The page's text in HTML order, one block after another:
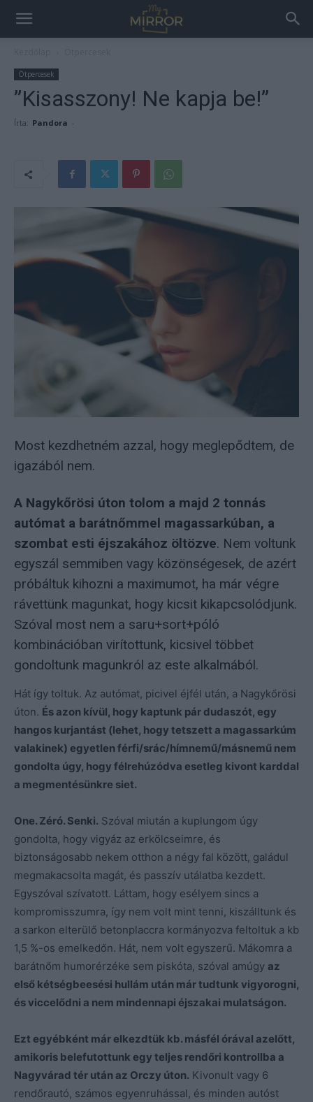
Ötpercesek
”Kisasszony! Ne kapja be!”
Írta: Pandora -
Most kezdhetném azzal, hogy meglepődtem, de
igazából nem.
A Nagykőrösi úton tolom a majd 2 tonnás
autómat a barátnőmmel magassarkúban, a
szombat esti éjszakához öltözve. Nem voltunk
egyszál semmiben vagy közönségesek, de azért
próbáltuk kihozni a maximumot, ha már végre
rávettünk magunkat, hogy kicsit kikapcsolódjunk.
Szóval most nem a saru+sort+póló
kombinációban virítottunk, kicsivel többet
gondoltunk magunkról az este alkalmából.
Hát így toltuk. Az autómat, picivel éjfél után, a Nagykőrösi
úton. És azon kívül, hogy kaptunk pár dudaszót, egy
hangos kurjantást (lehet, hogy tetszett a magassarkúm
valakinek) egyetlen férfi/srác/hímnemű/másnemű nem
gondolta úgy, hogy félrehúzódva esetleg kivont karddal
a megmentésünkre siet.
One. Zéró. Senki. Szóval miután a kuplungom úgy
gondolta, hogy vigyáz az erkölcseimre, és
biztonságosabb nekem otthon a négy fal között, galádul
megmakacsolta magát, és passzív utálatba kezdett.
Egyszóval szívatott. Láttam, hogy esélyem sincs a
kompromisszumra, így nem volt mint tenni, kiszálltunk és
a sarkon elterülő betonplaccra kormányozva feltoltuk a kb
1,5 %-os emelkedőn. Hát, nem volt egyszerű. Mákomra a
barátnőm humorérzéke sem piskóta, szóval amúgy az
első kétségbeesési hullám után már tudtunk vigyorogni,
és viccelődni a nem mindennapi éjszakai mulatságon.
Ezt egyébként már elkezdtük kb. másfél órával azelőtt,
amikoris belefutottunk egy teljes rendőri kontrollba a
Nagyvárad tér után az Orczy úton. Kivonult vagy 6
rendőrautó, számos egyenruhással, és minden autóst